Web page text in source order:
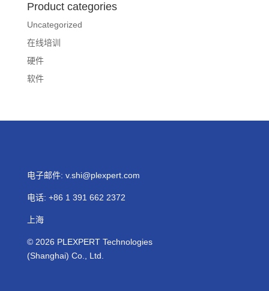
Product categories
Uncategorized
在线培训
硬件
软件
电子邮件: v.shi@plexpert.com
电话: +86 1 391 662 2372
上海
© 2026 PLEXPERTTechnologies
(Shanghai) Co., Ltd.